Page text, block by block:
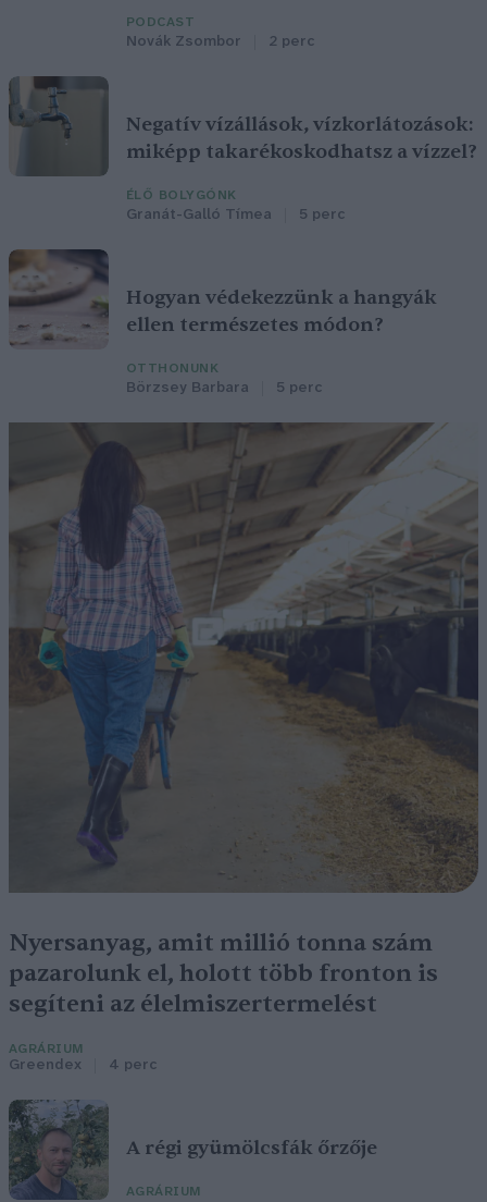
PODCAST
Novák Zsombor 2 perc
Negatív vízállások, vízkorlátozások:
miképp takarékoskodhatsz a vízzel?
ÉLŐ BOLYGÓNK
Granát-Galló Tímea 5 perc
Hogyan védekezzünk a hangyák
ellen természetes módon?
OTTHONUNK
Börzsey Barbara 5 perc
Nyersanyag, amit millió tonna szám
pazarolunk el, holott több fronton is
segíteni az élelmiszertermelést
AGRÁRIUM
Greendex 4 perc
A régi gyümölcsfák őrzője
AGRÁRIUM